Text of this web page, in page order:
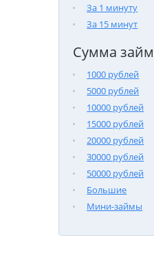
За 1 минуту
За 15 минут
Сумма
1000 рублей
5000 рублей
10000 рублей
15000 рублей
20000 рублей
30000 рублей
50000 рублей
Большие
Мини-займы